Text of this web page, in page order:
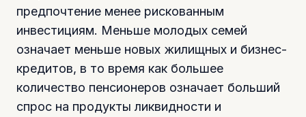
предпочтение менее рискованным
инвестициям. Меньше молодых семей
означает меньше новых жилищных и бизнес-
кредитов, в то время как большее
количество пенсионеров означает больший
спрос на продукты ликвидности и